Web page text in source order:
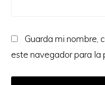
Guarda mi nombre,
este navegador para la